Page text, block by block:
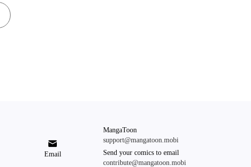

Email
MangaToon
support@mangatoon.mobi
Send your comics to email
contribute@mangatoon.mobi